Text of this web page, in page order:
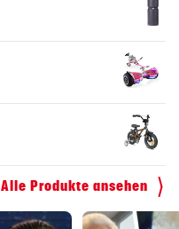
Alle Produkte ansehen